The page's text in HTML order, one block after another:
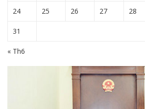
24 25 26 27 28
31
« Th6